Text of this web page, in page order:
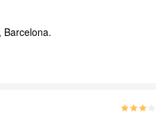
Barcelona.